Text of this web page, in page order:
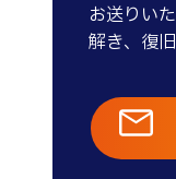
お送りい
解き、復